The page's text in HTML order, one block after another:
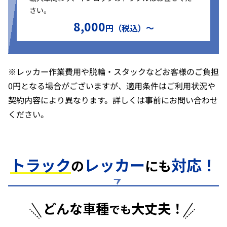
さい。
8,000円（税込）〜
※レッカー作業費用や脱輪・スタックなどお客様のご負担
0円となる場合がございますが、適用条件はご利用状況や
契約内容により異なります。詳しくは事前にお問い合わせ
ください。
トラックのレッカーにも対応！
どんな車種でも大丈夫！